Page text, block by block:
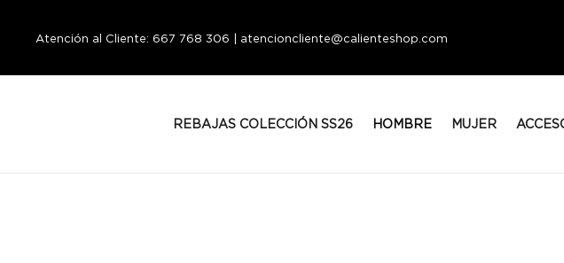
Atención al Cliente: 667 768 306 | atencioncliente@calienteshop.com
REBAJAS COLECCIÓN SS26 HOMBRE MUJER